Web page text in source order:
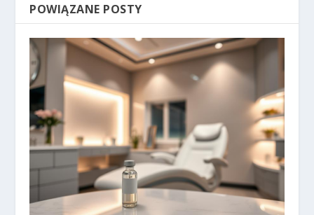
POWIĄZANE POSTY